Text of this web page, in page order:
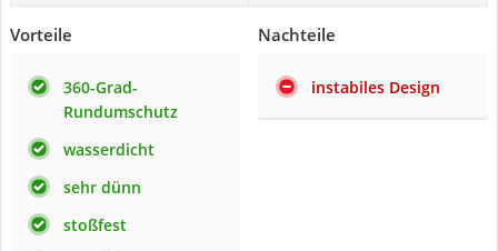
Vorteile
360-Grad-
Rundumschutz
wasserdicht
sehr dünn
stoßfest
Nachteile
instabiles Design